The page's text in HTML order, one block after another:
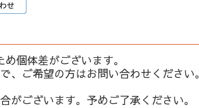
個体差がございます。
、ご希望の方はお問い合わせください。
ございます。予めご了承ください。